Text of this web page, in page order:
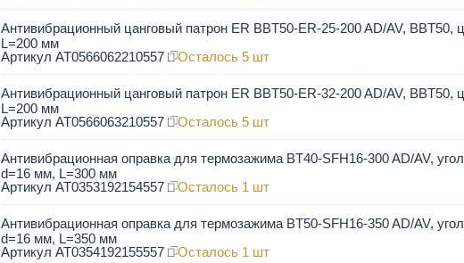
Антивибрационный цанговый патрон ER BBT50-ER-25-200 AD/AV, BBT50,
L=200 мм
АртикулAT0566062210557 Осталось 5 шт
Антивибрационный цанговый патрон ER BBT50-ER-32-200 AD/AV, BBT50,
L=200 мм
АртикулAT0566063210557 Осталось 5 шт
Антивибрационная оправка для термозажима BT40-SFH16-300 AD/AV,
d=16 мм, L=300 мм
АртикулAT0353192154557 Осталось 1 шт
Антивибрационная оправка для термозажима BT50-SFH16-350 AD/AV,
d=16 мм, L=350 мм
АртикулAT0354192155557 Осталось 1 шт